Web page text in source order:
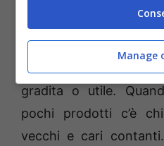
Pagare in contanti da MD,
(Mastrosasso.it)
Tutta questa
gradita o utile.
pochi prodotti c’è
vecchi e cari
Manage